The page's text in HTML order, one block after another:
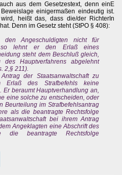
aus dem Gesetzestext, denn einE
einigermaßen eindeutig ist.
heißt das, dass die/der RichterIn
Denn im Gesetz steht (StPO § 408):
Angeschuldigten nicht für
so lehnt er den Erlaß eines
steht dem Beschluß gleich,
Hauptverfahrens abgelehnt
2,§ 211).
der Staatsanwaltschaft zu
Erlaß des Strafbefehls keine
Er beraumt Hauptverhandlung an,
eine solche zu entscheiden, oder
Beurteilung im Strafbefehlsantrag
als die beantragte Rechtsfolge
bei ihrem Antrag
Angeklagten eine Abschrift des
die beantragte Rechtsfolge